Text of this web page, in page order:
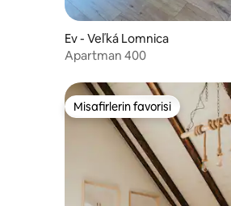
Ev - Veľká Lomnica
Apartman 400
Misafirlerin favorisi
Misafirlerin favorisi